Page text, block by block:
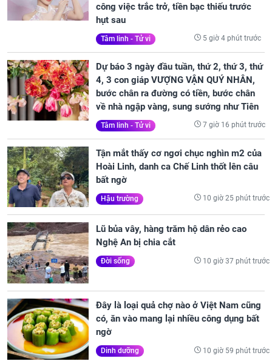
công việc trắc trở, tiền bạc thiếu trước
hụt sau
Tâm linh - Tử vi 5 giờ 4 phút trước
Dự báo 3 ngày đầu tuần, thứ 2, thứ 3, thứ
4, 3 con giáp VƯỢNG VẬN QUÝ NHÂN,
bước chân ra đường có tiền, bước chân
về nhà ngập vàng, sung sướng như Tiên
Tâm linh - Tử vi 7 giờ 16 phút trước
Tận mắt thấy cơ ngơi chục nghìn m2 của
Hoài Linh, danh ca Chế Linh thốt lên câu
bất ngờ
Hậu trường 10 giờ 25 phút trước
Lũ bủa vây, hàng trăm hộ dân rẻo cao
Nghệ An bị chia cắt
Đời sống 10 giờ 37 phút trước
Đây là loại quả chợ nào ở Việt Nam cũng
có, ăn vào mang lại nhiều công dụng bất
ngờ
Dinh dưỡng 10 giờ 59 phút trước